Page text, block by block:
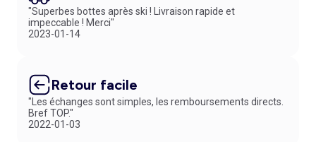
"Superbes bottes après ski ! Livraison rapide et
impeccable ! Merci"
2023-01-14
Retour facile
"Les échanges sont simples, les remboursements directs.
Bref TOP."
2022-01-03